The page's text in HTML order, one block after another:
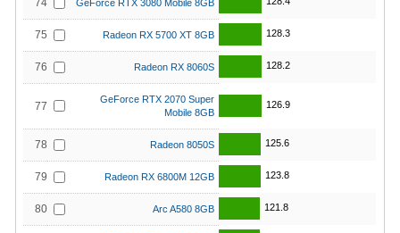
74 GeForce RTX 3080 Mobile 8GB
75 Radeon RX 5700 XT 8GB 128.3
76 Radeon RX 8060S 128.2
77
GeForce RTX 2070 Super
Mobile 8GB
126.9
78 Radeon 8050S 125.6
79 Radeon RX 6800M 12GB 123.8
80 Arc A580 8GB 121.8